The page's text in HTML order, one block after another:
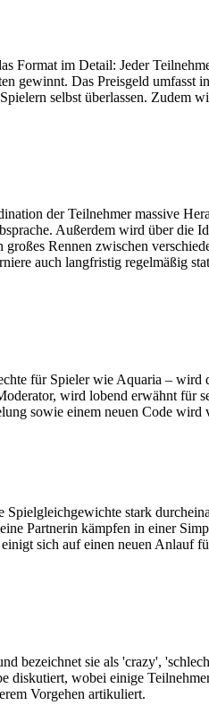
Format im Detail: Jeder
gewinnt. Das Preisgeld
selbst überlassen. Zudem
der Teilnehmer massive
Außerdem wird über die
Rennen zwischen
auch langfristig regelmäßig
für Spieler wie Aquaria – wird
wird lobend erwähnt für
sowie einem neuen Code
stark
Partnerin kämpfen in einer
sich auf einen neuen Anlauf
bezeichnet sie als 'crazy',
wobei einige
Vorgehen artikuliert.